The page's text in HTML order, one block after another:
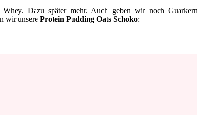
Dazu später mehr. Auch geben wir noch
wir unsere Protein Pudding Oats Schoko: